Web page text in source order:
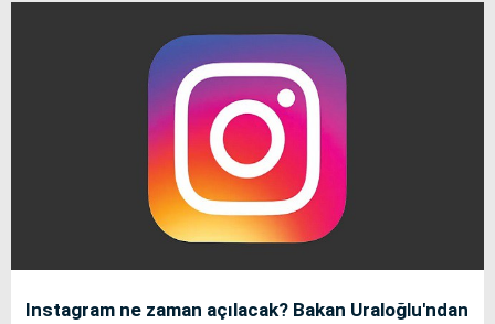
Instagram ne zaman açılacak? Bakan Uraloğlu'ndan